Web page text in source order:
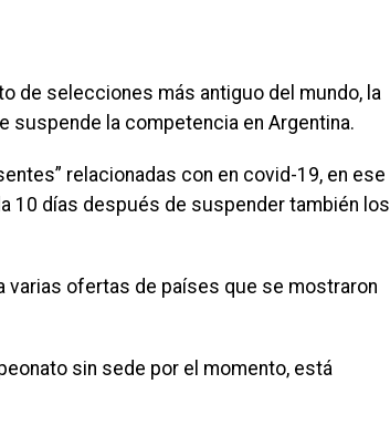
de selecciones más antiguo del mundo, la
suspende la competencia en Argentina.
relacionadas con en covid-19, en ese
10 días después de suspender también los
varias ofertas de países que se mostraron
sin sede por el momento, está